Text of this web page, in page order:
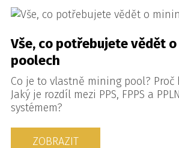
Vše, co potřebujete vědět
poolech
Co je to vlastně mining pool? Proč
Jaký je rozdíl mezi PPS, FPPS a
systémem?
ZOBRAZIT